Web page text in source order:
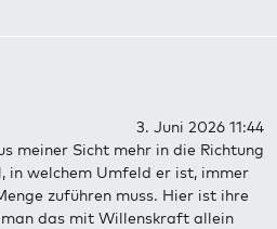
3. Juni 2026 11:44
meiner Sicht mehr in die Richtung
in welchem Umfeld er ist, immer
zuführen muss. Hier ist ihre
das mit Willenskraft allein